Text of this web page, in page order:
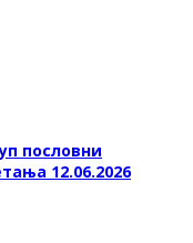
пословни
12.06.2026